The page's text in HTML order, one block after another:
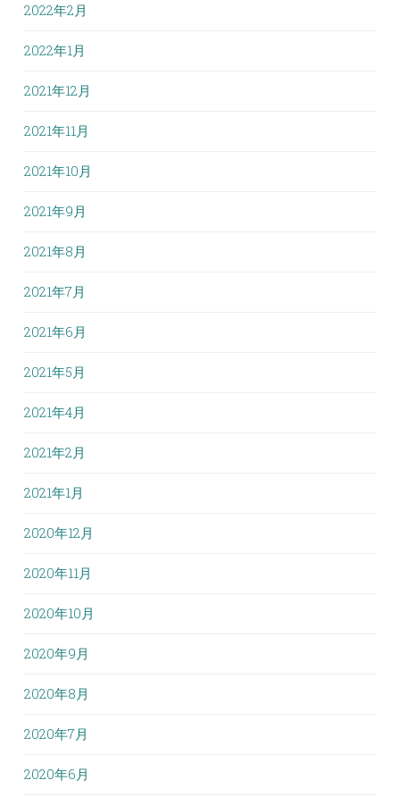
2022年2月
2022年1月
2021年12月
2021年11月
2021年10月
2021年9月
2021年8月
2021年7月
2021年6月
2021年5月
2021年4月
2021年2月
2021年1月
2020年12月
2020年11月
2020年10月
2020年9月
2020年8月
2020年7月
2020年6月